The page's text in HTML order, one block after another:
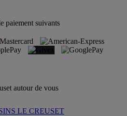
paiement suivants
autour de vous
LE CREUSET